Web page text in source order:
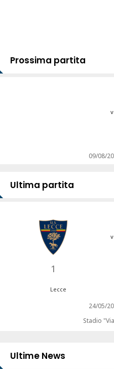
Prossima partita
09/08/
Ultima partita
1
Lecce
24/05/
Stadio
Ultime News